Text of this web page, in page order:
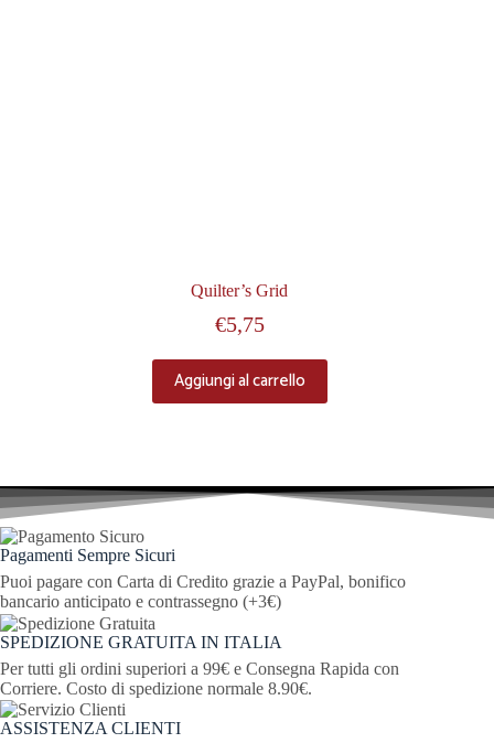
Quilter’s Grid
€5,75
Aggiungi al carrello
Pagamenti Sempre Sicuri
Puoi pagare con Carta di Credito grazie a PayPal, bonifico
bancario anticipato e contrassegno (+3€)
SPEDIZIONE GRATUITA IN ITALIA
Per tutti gli ordini superiori a 99€ e Consegna Rapida con
Corriere. Costo di spedizione normale 8.90€.
ASSISTENZA CLIENTI